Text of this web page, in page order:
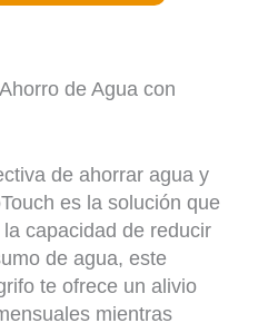
de Agua con
de ahorrar agua y
es la solución que
capacidad de reducir
de agua, este
te ofrece un alivio
mientras